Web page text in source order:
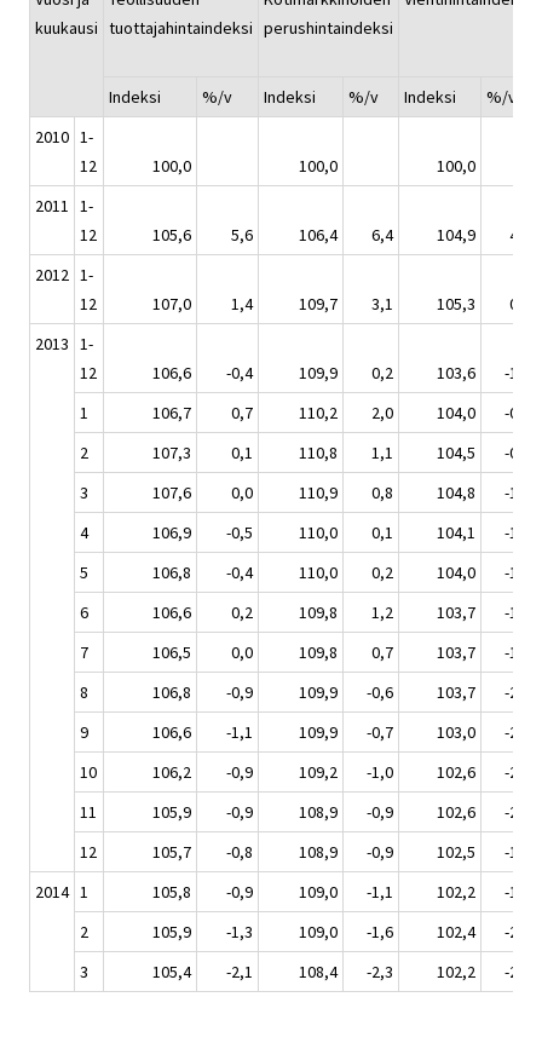
kuukausi tuottajahintaindeksi perushintaindeksi
Indeksi %/v Indeksi %/v Indeksi
%/v
2010 1-
12
100,0 100,0
100,0
2011 1-
12
105,6 5,6 106,4 6,4 104,9
4,9
2012 1-
12
107,0 1,4 109,7 3,1 105,3
0,4
2013 1-
12
106,6 -0,4 109,9 0,2 103,6
-1,6
1
106,7 0,7 110,2 2,0 104,0
-0,6
2
107,3 0,1 110,8 1,1 104,5
-0,9
3
107,6 0,0 110,9 0,8 104,8
-1,3
4
106,9 -0,5 110,0 0,1 104,1
-1,7
5
106,8 -0,4 110,0 0,2 104,0
-1,4
6
106,6 0,2 109,8 1,2 103,7
-1,3
7
106,5 0,0 109,8 0,7 103,7
-1,7
8
106,8 -0,9 109,9 -0,6 103,7
-2,1
9
106,6 -1,1 109,9 -0,7 103,0
-2,6
10
106,2 -0,9 109,2 -1,0 102,6
-2,2
11
105,9 -0,9 108,9 -0,9 102,6
-2,1
12
105,7 -0,8 108,9 -0,9 102,5
-1,5
2014 1 105,8 -0,9 109,0 -1,1 102,2
-1,7
2
105,9 -1,3 109,0 -1,6 102,4
-2,1
3
105,4 -2,1 108,4 -2,3 102,2 -2,5